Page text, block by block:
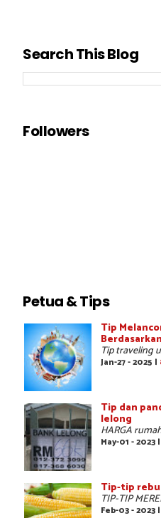
Search This Blog
Followers
Petua & Tips
Tip
Tip traveling
Jan-27 - 2025 |
Tip dan
lelong
HARGA
May-01 - 2023 |
Tip-tip
TIP-TIP
Feb-03 - 2023 |